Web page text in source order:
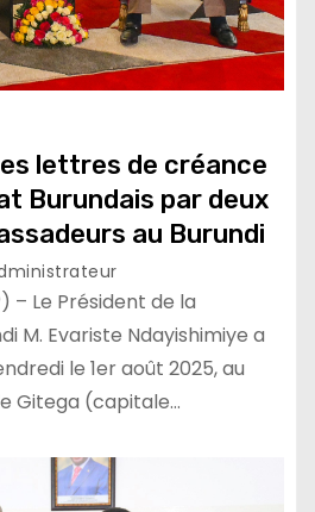
lettres de créance
Burundais par deux
au Burundi
– Le Président de la
M. Evariste Ndayishimiye a
le 1er août 2025, au
Gitega (capitale…